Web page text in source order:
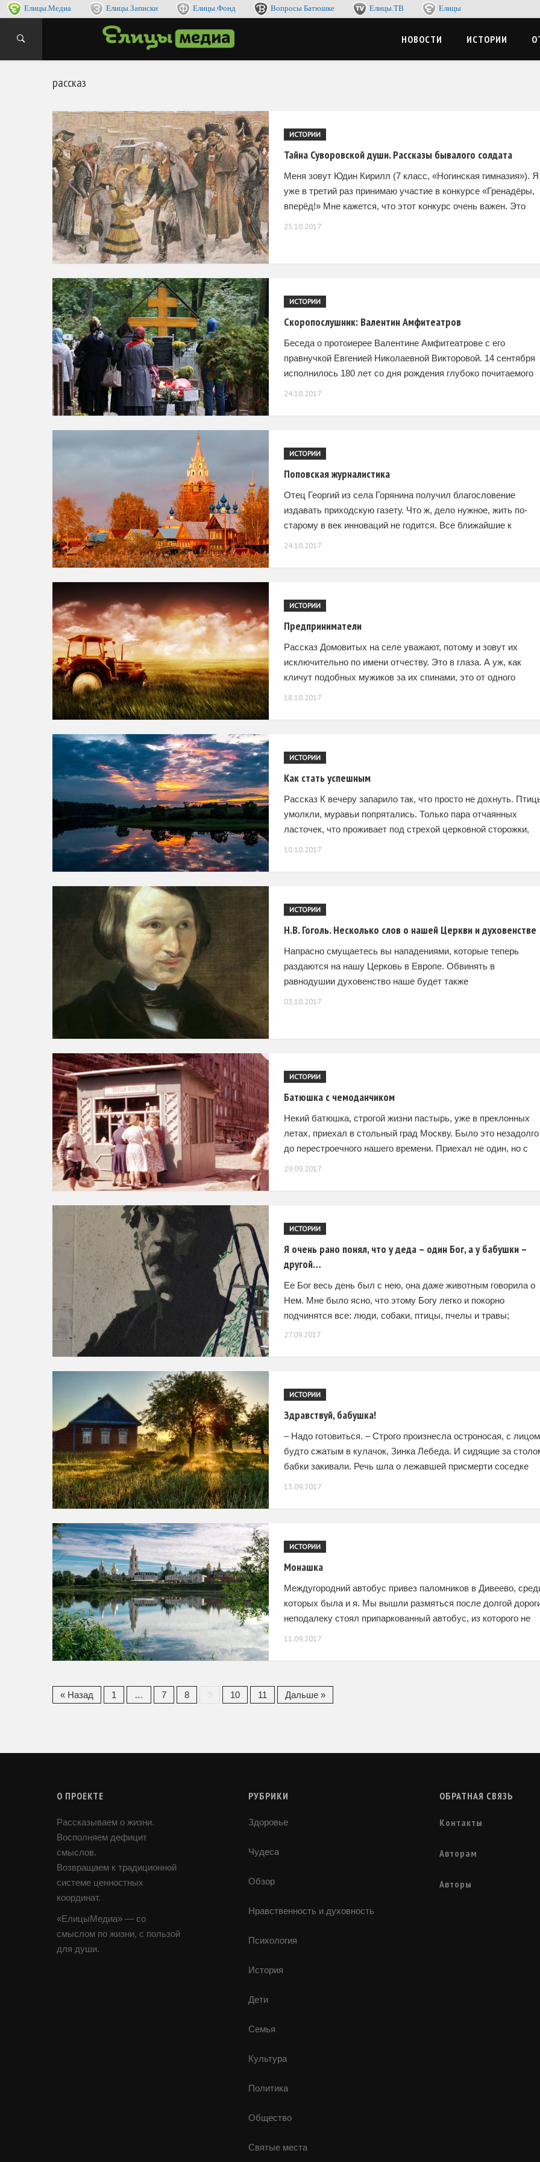
Елицы.Медиа Елицы.Записки Елицы.Фонд Вопросы Батюшке Елицы.ТВ Елицы
НОВОСТИ ИСТОРИИ
рассказ
ИСТОРИИ
Тайна Суворовской души. Рассказы бывалого солдата
Меня зовут Юдин Кирилл (7 класс, «Ногинская гимназия»). Я
уже в третий раз принимаю участие в конкурсе «Гренадёры,
вперёд!» Мне кажется, что этот конкурс очень важен. Это
25.10.2017
ИСТОРИИ
Скоропослушник: Валентин Амфитеатров
Беседа о протоиерее Валентине Амфитеатрове с его
правнучкой Евгенией Николаевной Викторовой. 14 сентября
исполнилось 180 лет со дня рождения глубоко почитаемого
24.10.2017
ИСТОРИИ
Поповская журналистика
Отец Георгий из села Горянина получил благословение
издавать приходскую газету. Что ж, дело нужное, жить по-
старому в век инноваций не годится. Все ближайшие к
24.10.2017
ИСТОРИИ
Предприниматели
Рассказ Домовитых на селе уважают, потому и зовут их
исключительно по имени отчеству. Это в глаза. А уж, как
кличут подобных мужиков за их спинами, это от одного
18.10.2017
ИСТОРИИ
Как стать успешным
Рассказ К вечеру запарило так, что просто не дохнуть.
умолкли, муравьи попрятались. Только пара отчаянных
ласточек, что проживает под стрехой церковной сторожки,
10.10.2017
ИСТОРИИ
Н.В. Гоголь. Несколько слов о нашей Церкви и духовенстве
Напрасно смущаетесь вы нападениями, которые теперь
раздаются на нашу Церковь в Европе. Обвинять в
равнодушии духовенство наше будет также
03.10.2017
ИСТОРИИ
Батюшка с чемоданчиком
Некий батюшка, строгой жизни пастырь, уже в преклонных
летах, приехал в стольный град Москву. Было это незадолго
до перестроечного нашего времени. Приехал не один, но с
29.09.2017
ИСТОРИИ
Я очень рано понял, что у деда – один Бог, а у бабушки –
другой…
Ее Бог весь день был с нею, она даже животным говорила о
Нем. Мне было ясно, что этому Богу легко и покорно
подчинятся все: люди, собаки, птицы, пчелы и травы;
27.09.2017
ИСТОРИИ
Здравствуй, бабушка!
– Надо готовиться. – Строго произнесла остроносая, с
будто сжатым в кулачок, Зинка Лебеда. И сидящие за
бабки закивали. Речь шла о лежавшей присмерти соседке
13.09.2017
ИСТОРИИ
Монашка
Междугородний автобус привез паломников в Дивеево,
которых была и я. Мы вышли размяться после долгой
неподалеку стоял припаркованный автобус, из которого не
11.09.2017
« Назад 1 … 7 8 10 11 Дальше »
О ПРОЕКТЕ
Рассказываем о жизни.
Восполняем дефицит
смыслов.
Возвращаем к традиционной
системе ценностных
координат.
«ЕлицыМедиа» — со
смыслом по жизни, с пользой
для души.
РУБРИКИ
Здоровье
Чудеса
Обзор
Нравственность и духовность
Психология
История
Дети
Семья
Культура
Политика
Общество
Святые места
ОБРАТНАЯ СВЯЗЬ
Контакты
Авторам
Авторы